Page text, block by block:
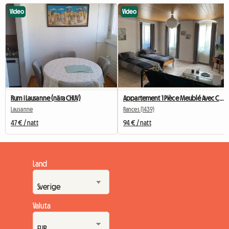
Video
Rum i Lausanne (nära CHUV)
Lausanne
47 € / natt
Video
Appartement 1 Pièce Meublé Avec Cuisine équipée
Rances (1439)
94 € / natt
Land
Valuta